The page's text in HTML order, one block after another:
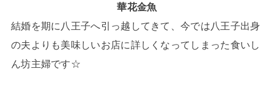
華花金魚
結婚を期に八王子へ引っ越してきて、今では八王子出身
の夫よりも美味しいお店に詳しくなってしまった食いし
ん坊主婦です☆